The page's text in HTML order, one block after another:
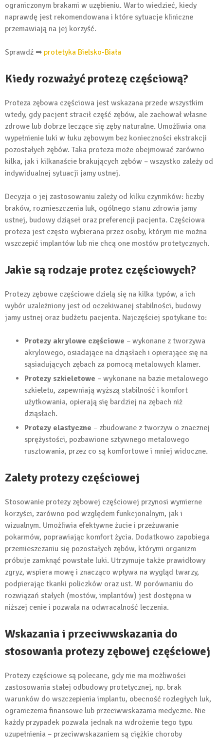
ograniczonym brakami w uzębieniu. Warto wiedzieć, kiedy
naprawdę jest rekomendowana i które sytuacje kliniczne
przemawiają na jej korzyść.
Sprawdź ➡ protetyka Bielsko-Biała
Kiedy rozważyć protezę częściową?
Proteza zębowa częściowa jest wskazana przede wszystkim
wtedy, gdy pacjent stracił część zębów, ale zachował własne
zdrowe lub dobrze leczące się zęby naturalne. Umożliwia ona
wypełnienie luki w łuku zębowym bez konieczności ekstrakcji
pozostałych zębów. Taka proteza może obejmować zarówno
kilka, jak i kilkanaście brakujących zębów – wszystko zależy od
indywidualnej sytuacji jamy ustnej.
Decyzja o jej zastosowaniu zależy od kilku czynników: liczby
braków, rozmieszczenia luk, ogólnego stanu zdrowia jamy
ustnej, budowy dziąseł oraz preferencji pacjenta. Częściowa
proteza jest często wybierana przez osoby, którym nie można
wszczepić implantów lub nie chcą one mostów protetycznych.
Jakie są rodzaje protez częściowych?
Protezy zębowe częściowe dzielą się na kilka typów, a ich
wybór uzależniony jest od oczekiwanej stabilności, budowy
jamy ustnej oraz budżetu pacjenta. Najczęściej spotykane to:
Protezy akrylowe częściowe – wykonane z tworzywa
akrylowego, osiadające na dziąsłach i opierające się na
sąsiadujących zębach za pomocą metalowych klamer.
Protezy szkieletowe – wykonane na bazie metalowego
szkieletu, zapewniają wyższą stabilność i komfort
użytkowania, opierają się bardziej na zębach niż
dziąsłach.
Protezy elastyczne – zbudowane z tworzyw o znacznej
sprężystości, pozbawione sztywnego metalowego
rusztowania, przez co są komfortowe i mniej widoczne.
Zalety protezy częściowej
Stosowanie protezy zębowej częściowej przynosi wymierne
korzyści, zarówno pod względem funkcjonalnym, jak i
wizualnym. Umożliwia efektywne żucie i przeżuwanie
pokarmów, poprawiając komfort życia. Dodatkowo zapobiega
przemieszczaniu się pozostałych zębów, którymi organizm
próbuje zamknąć powstałe luki. Utrzymuje także prawidłowy
zgryz, wspiera mowę i znacząco wpływa na wygląd twarzy,
podpierając tkanki policzków oraz ust. W porównaniu do
rozwiązań stałych (mostów, implantów) jest dostępna w
niższej cenie i pozwala na odwracalność leczenia.
Wskazania i przeciwwskazania do
stosowania protezy zębowej częściowej
Protezy częściowe są polecane, gdy nie ma możliwości
zastosowania stałej odbudowy protetycznej, np. brak
warunków do wszczepienia implantu, obecność rozległych luk,
ograniczenia finansowe lub przeciwwskazania medyczne. Nie
każdy przypadek pozwala jednak na wdrożenie tego typu
uzupełnienia – przeciwwskazaniem są ciężkie choroby